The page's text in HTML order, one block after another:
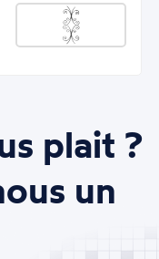
plait ?
un